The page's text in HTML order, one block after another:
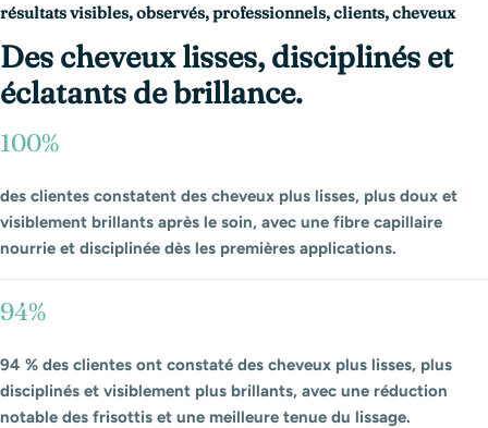
résultats visibles, observés, professionnels, clients, cheveux
Des cheveux lisses, disciplinés et
éclatants de brillance.
100%
des clientes constatent des cheveux plus lisses, plus doux et
visiblement brillants après le soin, avec une fibre capillaire
nourrie et disciplinée dès les premières applications.
94%
94 % des clientes ont constaté des cheveux plus lisses, plus
disciplinés et visiblement plus brillants, avec une réduction
notable des frisottis et une meilleure tenue du lissage.